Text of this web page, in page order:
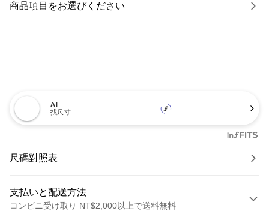
商品項目をお選びください
AI
找尺寸
尺碼對照表
支払いと配送方法
コンビニ受け取り NT$2,000以上で送料無料